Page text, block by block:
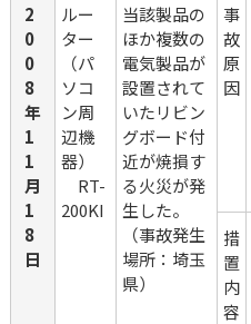
2
0
0
8
年
1
1
月
1
8
日
ルー
ター
（パ
ソコ
ン周
辺機
器）
RT-
200KI
当該製品の
ほか複数の
電気製品が
設置されて
いたリビン
グボード付
近が焼損す
る火災が発
生した。
（事故発生
場所：埼玉
県）
事
故
原
因
措
置
内
容